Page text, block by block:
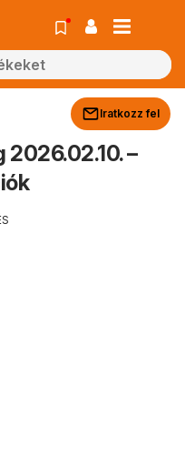
Iratkozz fel
2026.02.10. –